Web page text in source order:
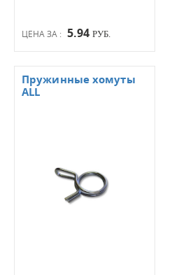
ЦЕНА ЗА : 5.94 РУБ.
Пружинные хомуты
ALL